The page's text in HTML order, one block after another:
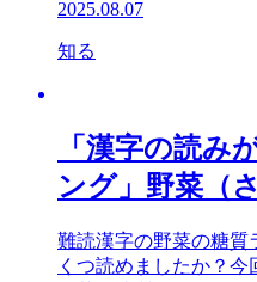
2025.08.07
知る
「漢字の読み
ング」野菜（
難読漢字の野菜の糖質
くつ読めましたか？